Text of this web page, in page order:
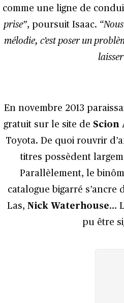
comme une ligne de
prise”, poursuit Isaac.
mélodie, c’est poser un
En novembre 2013
gratuit sur le site de Scion
Toyota. De quoi rouvrir
titres possèdent
Parallèlement, le
catalogue bigarré s’ancre
Las,Nick Waterhouse…
pu être